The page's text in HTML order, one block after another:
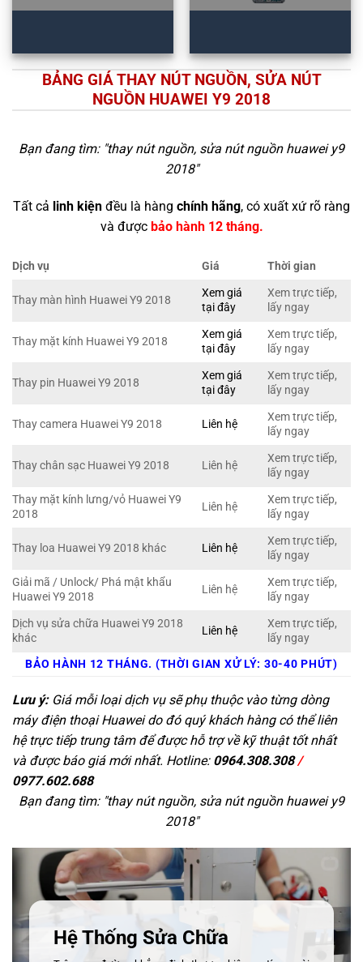
BẢNG GIÁ THAY NÚT NGUỒN, SỬA NÚT
NGUỒN HUAWEI Y9 2018
Bạn đang tìm: "thay nút nguồn, sửa nút nguồn huawei y9
2018"
Tất cả linh kiện đều là hàng chính hãng, có xuất xứ rõ ràng
và được bảo hành 12 tháng.
Dịch vụ Giá Thời gian
Thay màn hình Huawei Y9 2018
Xem giá
tại đây
Xem trực tiếp,
lấy ngay
Thay mặt kính Huawei Y9 2018
Xem giá
tại đây
Xem trực tiếp,
lấy ngay
Thay pin Huawei Y9 2018
Xem giá
tại đây
Xem trực tiếp,
lấy ngay
Thay camera Huawei Y9 2018 Liên hệ
Xem trực tiếp,
lấy ngay
Thay chân sạc Huawei Y9 2018 Liên hệ
Xem trực tiếp,
lấy ngay
Thay mặt kính lưng/vỏ Huawei Y9
2018
Liên hệ
Xem trực tiếp,
lấy ngay
Thay loa Huawei Y9 2018 khác Liên hệ
Xem trực tiếp,
lấy ngay
Giải mã / Unlock/ Phá mật khẩu
Huawei Y9 2018
Liên hệ
Xem trực tiếp,
lấy ngay
Dịch vụ sửa chữa Huawei Y9 2018
khác
Liên hệ
Xem trực tiếp,
lấy ngay
BẢO HÀNH 12 THÁNG. (THỜI GIAN XỬ LÝ: 30-40 PHÚT)
Lưu ý:Giá mỗi loại dịch vụ sẽ phụ thuộc vào từng dòng
máy điện thoại Huawei do đó quý khách hàng có thể liên
hệ trực tiếp trung tâm để được hỗ trợ về kỹ thuật tốt nhất
và được báo giá mới nhất. Hotline: 0964.308.308/
0977.602.688
Bạn đang tìm: "thay nút nguồn, sửa nút nguồn huawei y9
2018"
Hệ Thống Sửa Chữa